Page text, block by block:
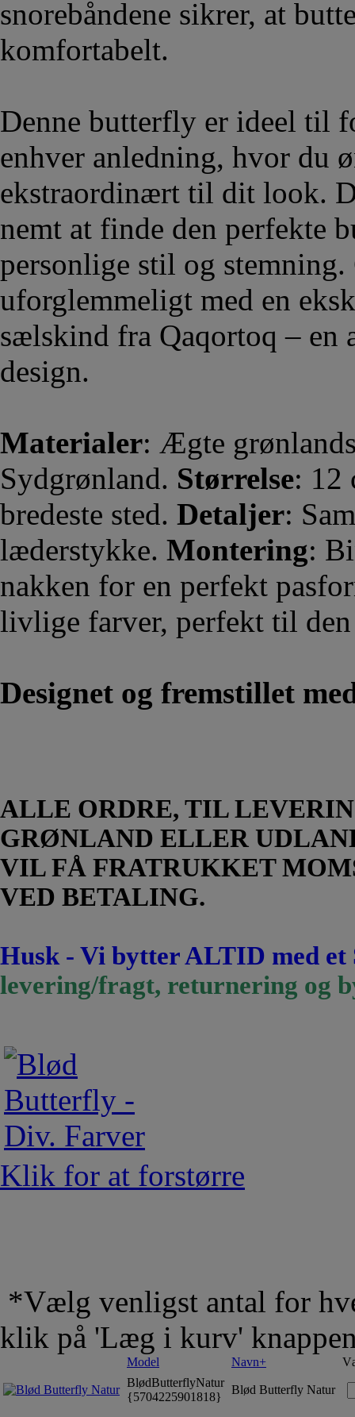
snorebåndene sikrer, at
komfortabelt.
Denne butterfly er ideel til
enhver anledning, hvor du
ekstraordinært til dit look.
nemt at finde den perfekte
personlige stil og
uforglemmeligt med en
sælskind fra Qaqortoq –
design.
Materialer: Ægte
Sydgrønland. Størrelse: 12
bredeste sted. Detaljer:
læderstykke. Montering:
nakken for en perfekt
livlige farver, perfekt til
Designet og fremstillet
ALLE ORDRE, TIL
GRØNLAND ELLER
VIL FÅ FRATRUKKET
VED BETALING.
Husk - Vi bytter ALTID med
levering/fragt, returnering og
Klik for at forstørre
*Vælg venligst antal for
klik på 'Læg i kurv'
Model Navn+
BlødButterflyNatur
{5704225901818}
Blød Butterfly Natur